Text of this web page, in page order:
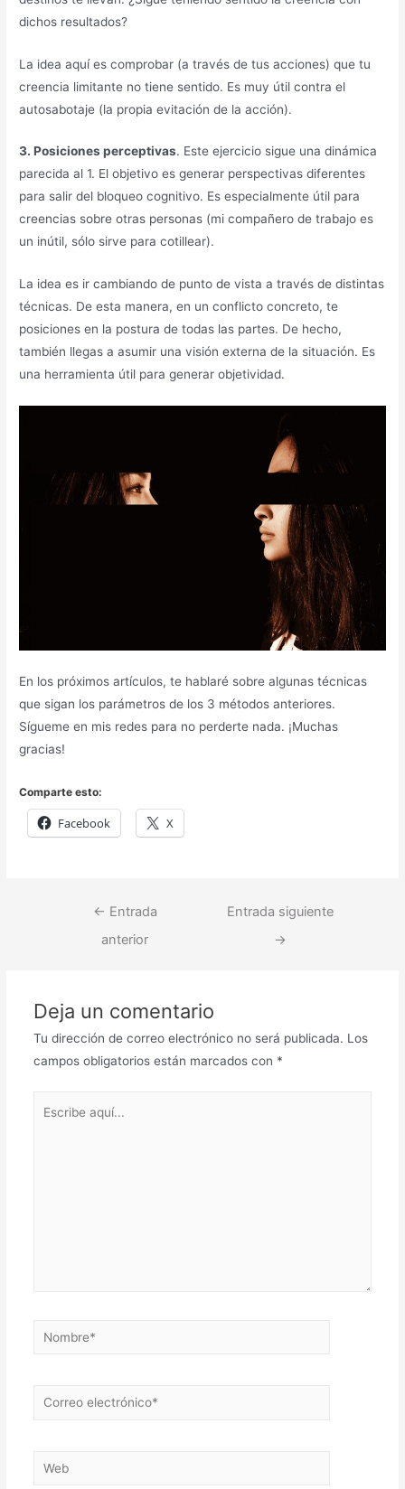
dichos resultados?
La idea aquí es comprobar (a través de tus acciones) que tu
creencia limitante no tiene sentido. Es muy útil contra el
autosabotaje (la propia evitación de la acción).
3. Posiciones perceptivas. Este ejercicio sigue una dinámica
parecida al 1. El objetivo es generar perspectivas diferentes
para salir del bloqueo cognitivo. Es especialmente útil para
creencias sobre otras personas (mi compañero de trabajo es
un inútil, sólo sirve para cotillear).
La idea es ir cambiando de punto de vista a través de distintas
técnicas. De esta manera, en un conflicto concreto, te
posiciones en la postura de todas las partes. De hecho,
también llegas a asumir una visión externa de la situación. Es
una herramienta útil para generar objetividad.
En los próximos artículos, te hablaré sobre algunas técnicas
que sigan los parámetros de los 3 métodos anteriores.
Sígueme en mis redes para no perderte nada. ¡Muchas
gracias!
Comparte esto:
Facebook X
← Entrada
anterior
Entrada siguiente
→
Deja un comentario
Tu dirección de correo electrónico no será publicada. Los
campos obligatorios están marcados con *